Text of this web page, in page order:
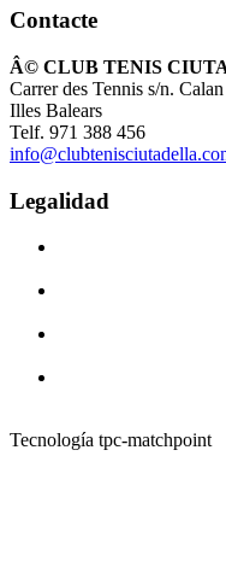
Contacte
Â© CLUB TENIS
Carrer des Tennis s/n.
Illes Balears
Telf. 971 388 456
Legalidad
Tecnología tpc-matchpoint